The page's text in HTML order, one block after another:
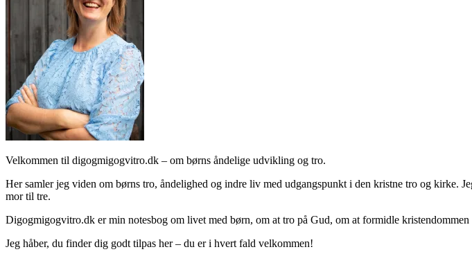
Velkommen til digogmigogvitro.dk – om børns åndelige udvikling og tro.
Her samler jeg viden om børns tro, åndelighed og indre liv med udgangspunkt i den kristne tro og
mor til tre.
Digogmigogvitro.dk er min notesbog om livet med børn, om at tro på Gud, om at formidle kristendommen
Jeg håber, du finder dig godt tilpas her – du er i hvert fald velkommen!